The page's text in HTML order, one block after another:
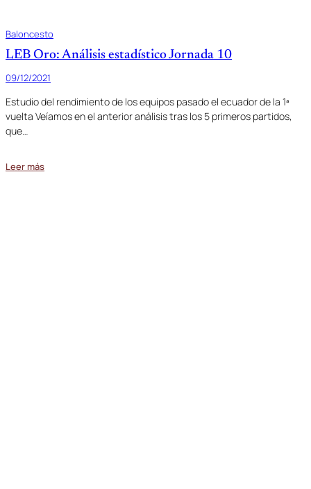
Baloncesto
LEB Oro: Análisis estadístico Jornada 10
09/12/2021
Estudio del rendimiento de los equipos pasado el ecuador de la 1ª
vuelta Veíamos en el anterior análisis tras los 5 primeros partidos,
que…
Leer más